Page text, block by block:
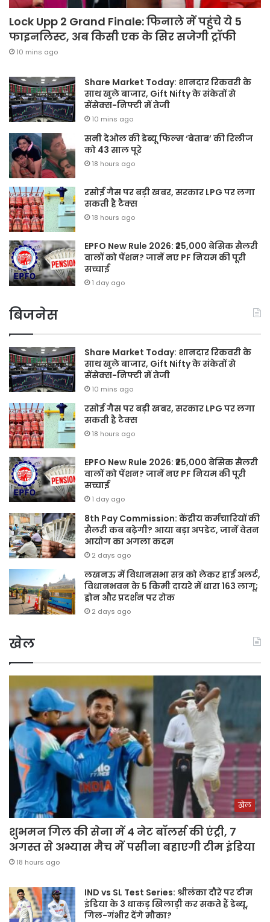
Lock Upp 2 Grand Finale: फिनाले में पहुंचे ये 5
फाइनलिस्ट, अब किसी एक के सिर सजेगी ट्रॉफी
10 mins ago
Share Market Today: शानदार रिकवरी के
साथ खुले बाजार, Gift Nifty के संकेतों से
सेंसेक्स-निफ्टी में तेजी
10 mins ago
सनी देओल की डेब्यू फिल्म ‘बेताब’ की रिलीज
को 43 साल पूरे
18 hours ago
रसोई गैस पर बड़ी खबर, सरकार LPG पर लगा
सकती है टैक्स
18 hours ago
EPFO New Rule 2026: ₹25,000 बेसिक सैलरी
वालों को पेंशन? जानें नए PF नियम की पूरी
सच्चाई
1 day ago
बिजनेस
Share Market Today: शानदार रिकवरी के
साथ खुले बाजार, Gift Nifty के संकेतों से
सेंसेक्स-निफ्टी में तेजी
10 mins ago
रसोई गैस पर बड़ी खबर, सरकार LPG पर लगा
सकती है टैक्स
18 hours ago
EPFO New Rule 2026: ₹25,000 बेसिक सैलरी
वालों को पेंशन? जानें नए PF नियम की पूरी
सच्चाई
1 day ago
8th Pay Commission: केंद्रीय कर्मचारियों की
सैलरी कब बढ़ेगी? आया बड़ा अपडेट, जानें वेतन
आयोग का अगला कदम
2 days ago
लखनऊ में विधानसभा सत्र को लेकर हाई अलर्ट,
विधानभवन के 5 किमी दायरे में धारा 163 लागू;
ड्रोन और प्रदर्शन पर रोक
2 days ago
खेल
खेल
शुभमन गिल की सेना में 4 नेट बॉलर्स की एंट्री, 7
अगस्त से अभ्यास मैच में पसीना बहाएगी टीम इंडिया
18 hours ago
IND vs SL Test Series: श्रीलंका दौरे पर टीम
इंडिया के 3 धाकड़ खिलाड़ी कर सकते हैं डेब्यू,
गिल-गंभीर देंगे मौका?